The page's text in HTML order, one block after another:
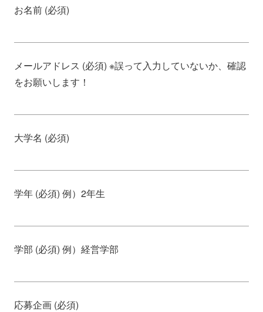
お名前 (必須)
メールアドレス (必須) ※誤って入力していないか、確認
をお願いします！
大学名 (必須)
学年 (必須) 例）2年生
学部 (必須) 例）経営学部
応募企画 (必須)